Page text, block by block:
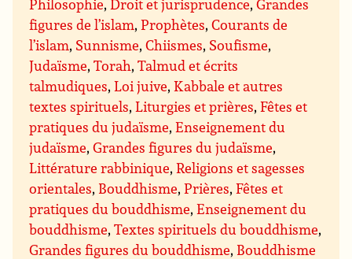
figures de l’islam,Prophètes,Courants de
l’islam, Sunnisme,Chiismes, Soufisme,
Judaïsme,Torah,Talmud et écrits
talmudiques,Loi juive,Kabbale et autres
textes spirituels,Liturgies et prières,Fêtes et
pratiques du judaïsme,Enseignement du
judaïsme,Grandes figures du judaïsme,
Littérature rabbinique,Religions et sagesses
orientales, Bouddhisme,Prières,Fêtes et
pratiques du bouddhisme,Enseignement du
bouddhisme,Textes spirituels du bouddhisme,
Grandes figures du bouddhisme, Bouddhisme